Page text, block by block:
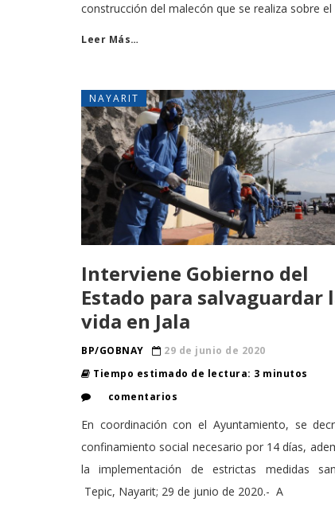
construcción del malecón que se realiza sobre
Leer Más…
NAYARIT
Interviene Gobierno del
Estado para salvaguardar
vida en Jala
BP/GOBNAY
29 de junio de 2020
Tiempo estimado de lectura: 3 minutos
comentarios
En coordinación con el Ayuntamiento, se
confinamiento social necesario por 14 días,
la implementación de estrictas medidas
Tepic, Nayarit; 29 de junio de 2020.- A